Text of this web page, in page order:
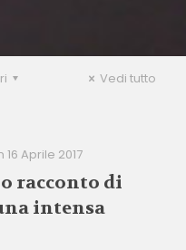
Vedi tutto
16 Aprile 2017
racconto di
intensa